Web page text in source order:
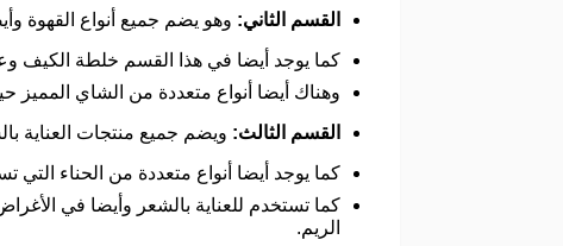
القسم الثاني: وهو يضم جميع أنواع القهوة
كما يوجد أيضا في هذا القسم خلطة الكيف
وهناك أيضا أنواع متعددة من الشاي المميز
القسم الثالث: ويضم جميع منتجات العناية
كما يوجد أيضا أنواع متعددة من الحناء
كما تستخدم للعناية بالشعر وأيضا في
الريم.